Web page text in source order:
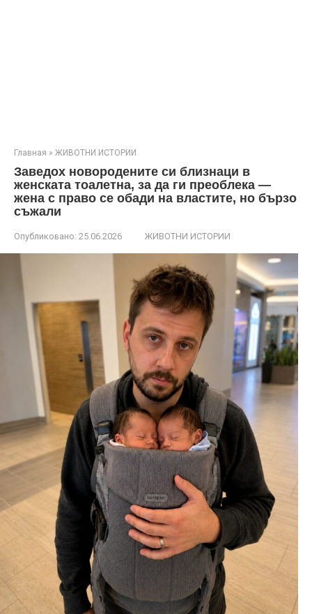
Главная » ЖИВОТНИ ИСТОРИИ
Заведох новородените си близнаци в
женската тоалетна, за да ги преоблека —
жена с право се обади на властите, но бързо
съжали
Опубликовано: 25.06.2026 ЖИВОТНИ ИСТОРИИ